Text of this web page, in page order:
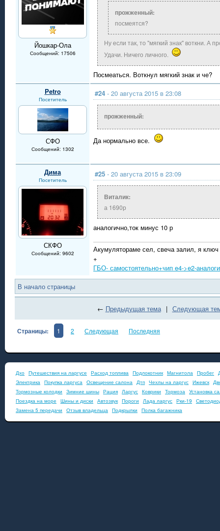
Йошкар-Ола
Сообщений: 17506
прожженный:
посмеятся?
Ну если так, то "мягкий знак" воткни. А
Удачи. Ничего личного.
Посмеаться. Воткнул мягкий знак и че?
Petro
Посетитель
СФО
Сообщений: 1302
#24 - 20 августа 2015 в 23:08
прожженный:
Да нормально все.
Дима
Посетитель
СКФО
Сообщений: 9602
#25 - 20 августа 2015 в 23:09
Виталик:
а 1690р
аналогично,ток минус 10 р
Акумулятораме сел, свеча залил, я
+
ГБО- самостоятельно+чип e4->e2-
В начало страницы
← Предыдущая тема | Следующая
Страницы: 1 2 Следующая Последняя
Дхо Путешествия на ларгусе Расход топлива Подлокотник Магнитола Пробег
Электрика Покупка ларгуса Освещение салона Дтп Чехлы на ларгус Ижевск
Тормозные колодки
Зимние шины Рация Ларгус Коврики Тормоза Установка
Поездка на море
Шины и диски Автозвук Пороги Лада ларгус Рки-19
Замена 5 передачи
Отзыв владельца Подкрылки Полка багажника